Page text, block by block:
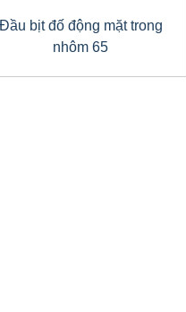
Đầu bịt đố động mặt trong
nhôm 65